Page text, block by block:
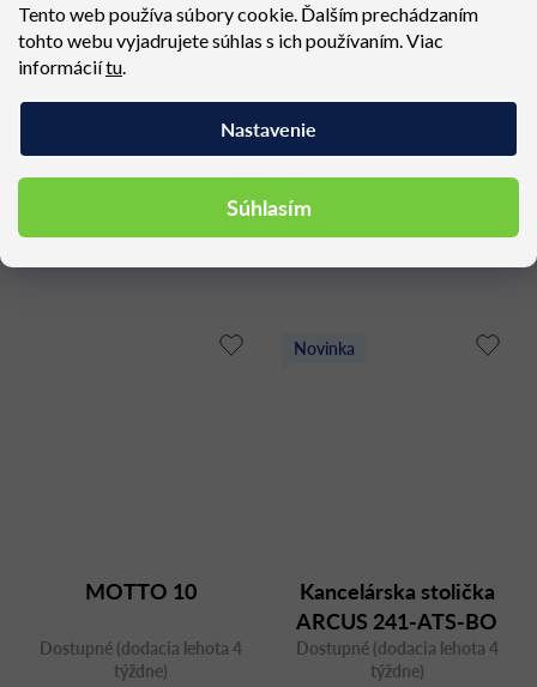
Tento web používa súbory cookie. Ďalším prechádzaním
tohto webu vyjadrujete súhlas s ich používaním. Viac
informáciítu
Nastavenie
Súhlasím
Dostupné (dodacia lehota 4
EASY PRO 1207 L
MOTTO 10
Dostupné (dodacia lehota 4
týždne)
Novinka
Kancelárska stolička
ARCUS 241-ATS-BO
Dostupné (dodacia lehota 4
týždne)